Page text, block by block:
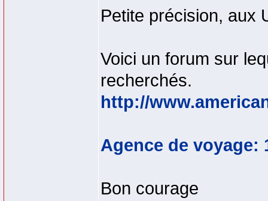
Petite précision, aux
Voici un forum sur
recherchés.
http://
Agence de voyage:
Bon courage